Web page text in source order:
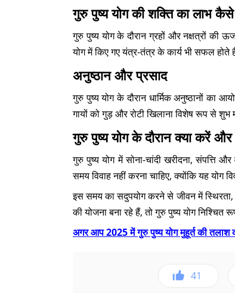
गुरु पुष्य योग की शक्ति का लाभ
गुरु पुष्य योग के दौरान ग्रहों और नक्षत्रों की
योग में किए गए यंत्र-तंत्र के कार्य भी सफल होते
अनुष्ठान और प्रसाद
गुरु पुष्य योग के दौरान धार्मिक अनुष्ठानों का
गायों को गुड़ और रोटी खिलाना विशेष रूप से शुभ
गुरु पुष्य योग के दौरान क्या करें
गुरु पुष्य योग में सोना-चांदी खरीदना, संपत्ति
समय विवाह नहीं करना चाहिए, क्योंकि यह योग
इस समय का सदुपयोग करने से जीवन में
की योजना बना रहे हैं, तो गुरु पुष्य योग
अगर आप 2025 में गुरु पुष्य योग मुहूर्त की तलाश
41